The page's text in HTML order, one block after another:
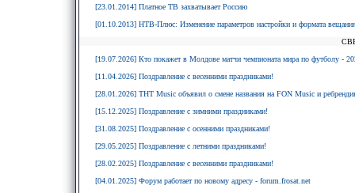
[23.01.2014] Платное ТВ захватывает Россию
[01.10.2013] НТВ-Плюс: Изменение параметров настройки и формата
[19.07.2026] Кто покажет в Молдове матчи чемпионата мира по футболу -
[11.04.2026] Поздравление с весенними праздниками!
[28.01.2026] ТНТ Music объявил о смене названия на FON Music и
[15.12.2025] Поздравление с зимними праздниками!
[31.08.2025] Поздравление с осенними праздниками!
[29.05.2025] Поздравление с летними праздниками!
[28.02.2025] Поздравление с весенними праздниками!
[04.01.2025] Форум работает по новому адресу - forum.frosat.net